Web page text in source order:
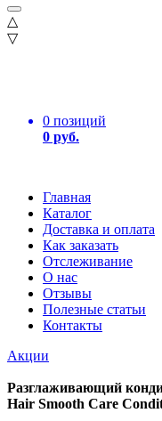
△
▽
0 позиций
0 руб.
Главная
Каталог
Доставка и оплата
Как заказать
Отслеживание
О нас
Отзывы
Полезные статьи
Контакты
Акции
Разглаживающий
Hair Smooth Care